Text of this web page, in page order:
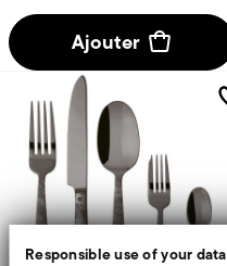
Responsible use of your data
Ajouter